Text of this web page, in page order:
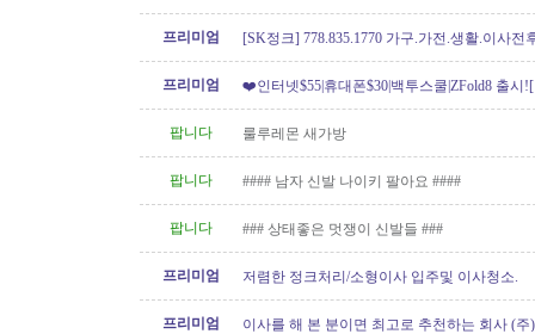
프리미엄 [SK정크] 778.835.1770 가구.가전.생활.이사전
프리미엄
❤️인터넷$55|휴대폰$30|백투스쿨|ZFold8 출시
팝니다
룰루레몬 새가방
팝니다 #### 남자 신발 나이키 팔아요 ####
팝니다 ### 상태좋은 멋쟁이 신발들 ###
프리미엄 저렴한 정크처리/소형이사 입주및 이사청소.
프리미엄
이사를 해 본 분이면 최고로 추천하는 회사 (주